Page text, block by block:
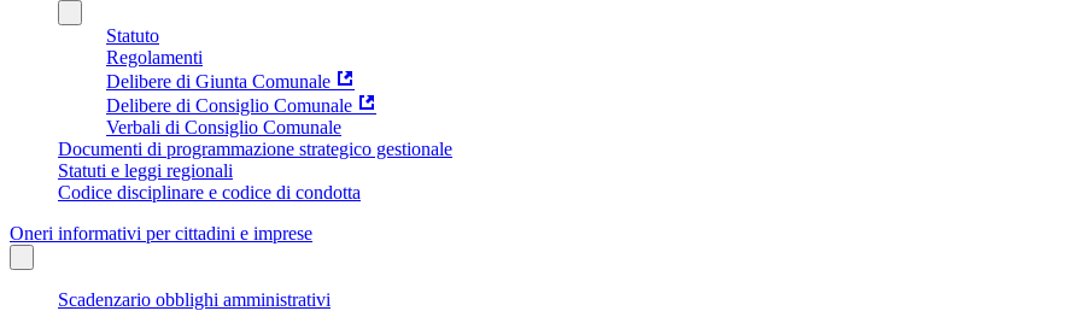
Statuto
Regolamenti
Delibere di Giunta Comunale
Delibere di Consiglio Comunale
Verbali di Consiglio Comunale
Documenti di programmazione strategico gestionale
Statuti e leggi regionali
Codice disciplinare e codice di condotta
Oneri informativi per cittadini e imprese
Scadenzario obblighi amministrativi